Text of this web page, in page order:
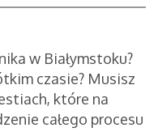
w Białymstoku?
czasie? Musisz
które na
całego procesu